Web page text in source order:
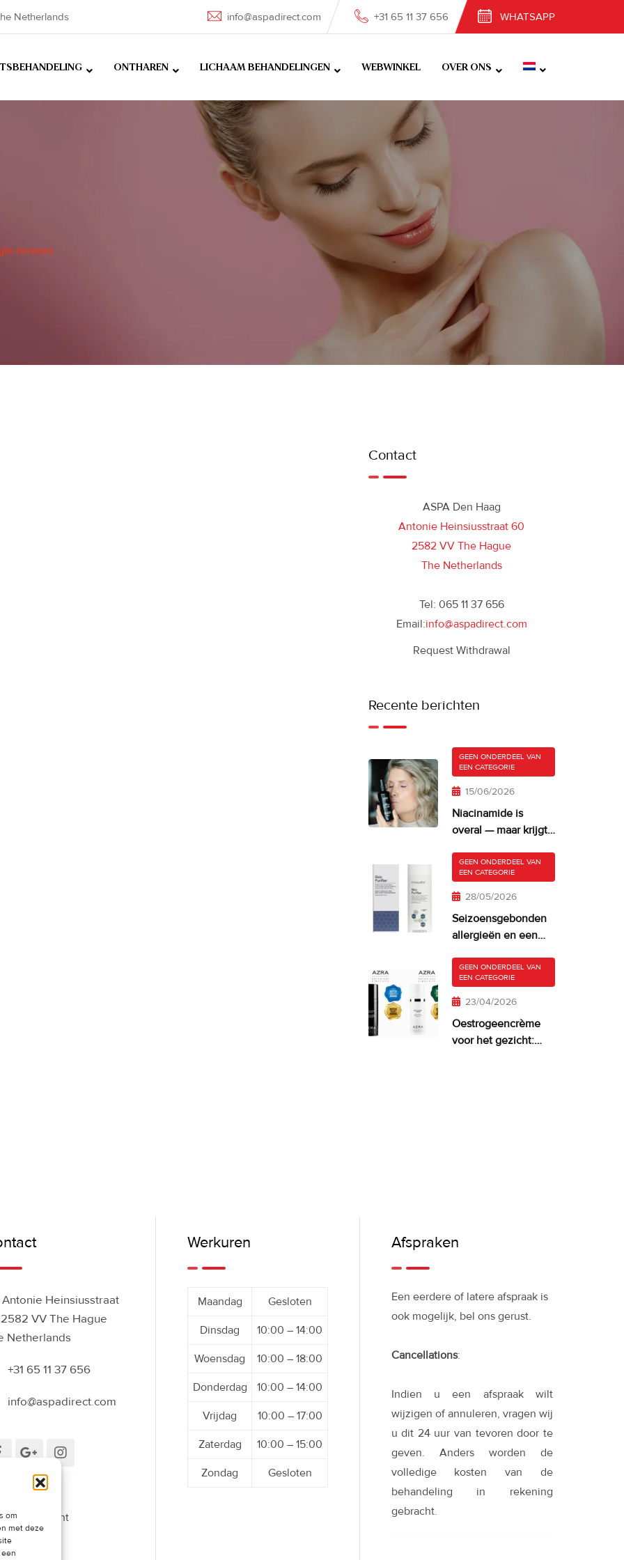
om
met deze
Netherlands info@aspadirect.com +31 65 11 37 656 WHATSAPP
ONTHAREN LICHAAM BEHANDELINGEN WEBWINKEL OVER ONS
reviews
Contact
ASPA Den Haag
Antonie Heinsiusstraat 60
2582 VV The Hague
The Netherlands
Tel: 065 11 37 656
Email:info@aspadirect.com
Request Withdrawal
Recente berichten
GEEN ONDERDEEL VAN
EEN CATEGORIE
15/06/2026
Niacinamide is
overal — maar krijgt
te veel van?
GEEN ONDERDEEL VAN
EEN CATEGORIE
28/05/2026
Seizoensgebonden
allergieën en een
huid
GEEN ONDERDEEL VAN
EEN CATEGORIE
23/04/2026
Oestrogeencrème
voor het gezicht:
Antonie Heinsiusstraat
VV The Hague
Netherlands
+31 65 11 37 656
info@aspadirect.com
Werkuren
Maandag Gesloten
Dinsdag 10:00 – 14:00
Woensdag 10:00 – 18:00
Donderdag 10:00 – 14:00
Vrijdag 10:00 – 17:00
Zaterdag 10:00 – 15:00
Zondag Gesloten
Afspraken
Een eerdere of latere afspraak is
ook mogelijk, bel ons gerust.
Cancellations:
Indien u een afspraak wilt
wijzigen of annuleren, vragen wij
u dit 24 uur van tevoren door te
geven. Anders worden de
volledige kosten van de
behandeling in rekening
gebracht.